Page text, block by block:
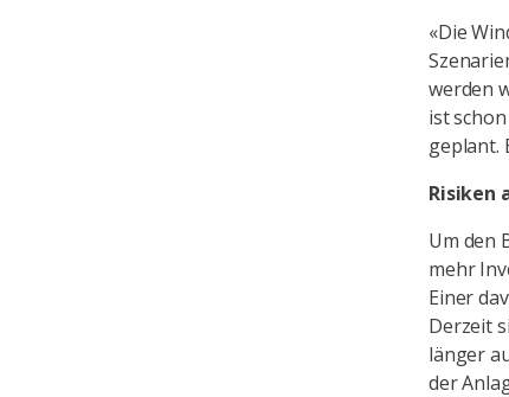
«Die
werden
ist
geplant.
Risiken
Um den
mehr
Einer
Derzeit
länger
der